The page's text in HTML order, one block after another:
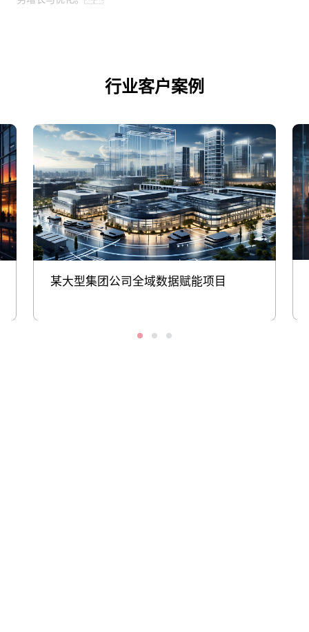
行业客户案例
某大型集团公司全域数据赋能项目